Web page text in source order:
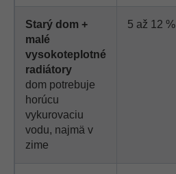
Starý dom +
malé
vysokoteplotné
radiátory
dom potrebuje
horúcu
vykurovaciu
vodu, najmä v
zime
5 až 12 %